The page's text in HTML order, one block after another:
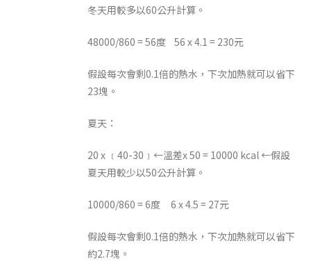
冬天用較多以60公升計算。
48000/860 = 56度 56 x 4.1 = 230元
假設每次會剩0.1倍的熱水，下次加熱就可以省下
23塊。
夏天：
20 x ﹝40-30﹞←溫差x 50 = 10000 kcal ←假設
夏天用較少以50公升計算。
10000/860 = 6度 6 x 4.5 = 27元
假設每次會剩0.1倍的熱水，下次加熱就可以省下
約2.7塊。